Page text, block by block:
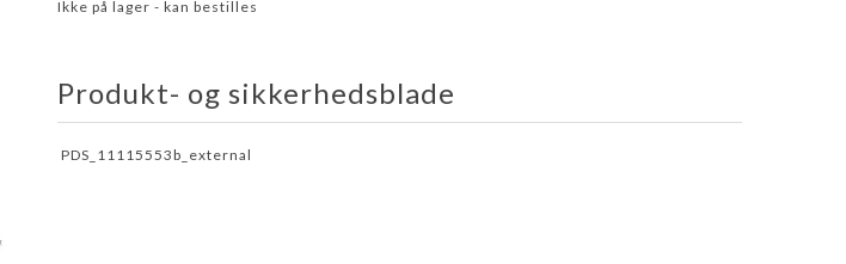
Ikke på lager - kan bestilles
Produkt- og sikkerhedsblade
PDS_11115553b_external